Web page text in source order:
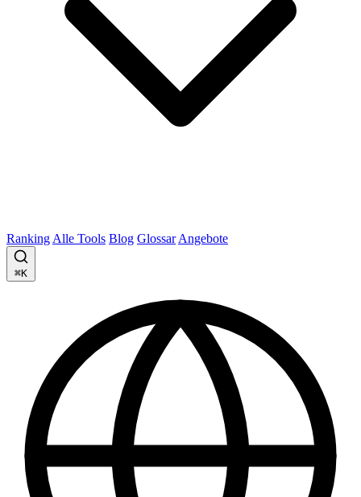
Ranking Alle Tools Blog Glossar Angebote
⌘K